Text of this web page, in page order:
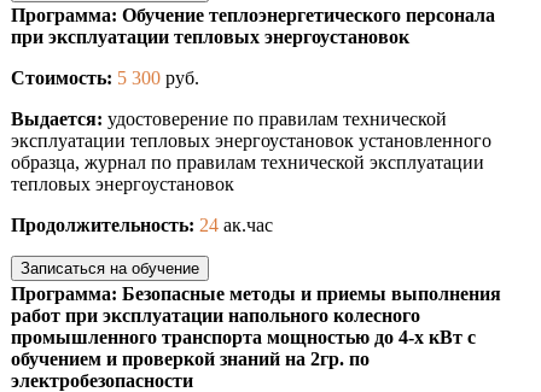
Программа: Обучение теплоэнергетического персонала
при эксплуатации тепловых энергоустановок
Стоимость: 5 300 руб.
Выдается: удостоверение по правилам технической
эксплуатации тепловых энергоустановок установленного
образца, журнал по правилам технической эксплуатации
тепловых энергоустановок
Продолжительность: 24 ак.час
Записаться на обучение
Программа: Безопасные методы и приемы выполнения
работ при эксплуатации напольного колесного
промышленного транспорта мощностью до 4-х кВт с
обучением и проверкой знаний на 2гр. по
электробезопасности